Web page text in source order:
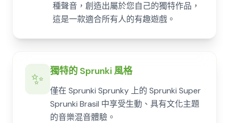
種聲音，創造出屬於您自己的獨特作品，
這是一款適合所有人的有趣遊戲。
✨ 獨特的 Sprunki 風格
僅在 Sprunki Sprunky 上的 Sprunki Super
Sprunki Brasil 中享受生動、具有文化主題
的音樂混音體驗。